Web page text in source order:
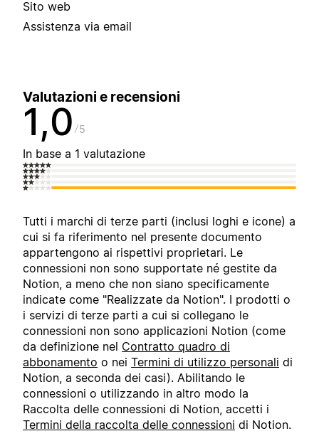
Sito web
Assistenza via email
Valutazioni e recensioni
1,0 5
In base a 1 valutazione
Tutti i marchi di terze parti (inclusi loghi e icone) a
cui si fa riferimento nel presente documento
appartengono ai rispettivi proprietari. Le
connessioni non sono supportate né gestite da
Notion, a meno che non siano specificamente
indicate come "Realizzate da Notion". I prodotti o
i servizi di terze parti a cui si collegano le
connessioni non sono applicazioni Notion (come
da definizione nel Contratto quadro di
abbonamento o nei Termini di utilizzo personali di
Notion, a seconda dei casi). Abilitando le
connessioni o utilizzando in altro modo la
Raccolta delle connessioni di Notion, accetti i
Termini della raccolta delle connessioni di Notion.